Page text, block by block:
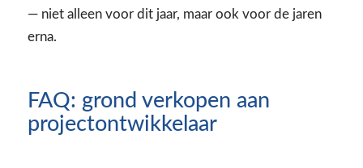
— niet alleen voor dit jaar, maar ook voor de jaren
erna.
FAQ: grond verkopen aan
projectontwikkelaar